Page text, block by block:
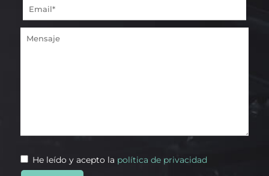
He leído y acepto la política de privacidad